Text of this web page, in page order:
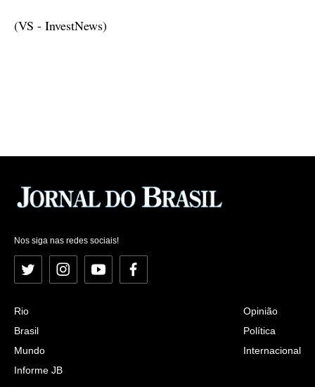
(VS - InvestNews)
Nos siga nas redes sociais!
Twitter InstagramYouTubeFacebook
Rio
Brasil
Mundo
Informe JB
Opinião
Política
Internacional